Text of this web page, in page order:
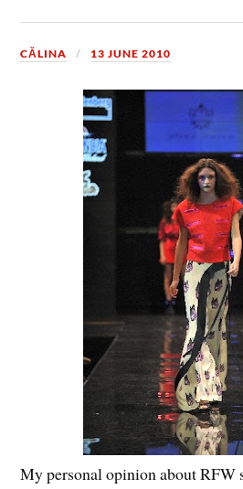
CĂLINA 13 JUNE 2010
My personal opinion about